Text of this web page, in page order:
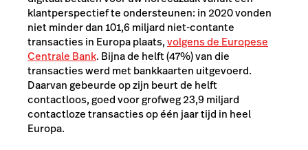
klantperspectief te ondersteunen: in 2020 vonden
niet minder dan 101,6 miljard niet-contante
transacties in Europa plaats,volgens de Europese
Centrale Bank. Bijna de helft (47%) van die
transacties werd met bankkaarten uitgevoerd.
Daarvan gebeurde op zijn beurt de helft
contactloos, goed voor grofweg 23,9 miljard
contactloze transacties op één jaar tijd in heel
Europa.